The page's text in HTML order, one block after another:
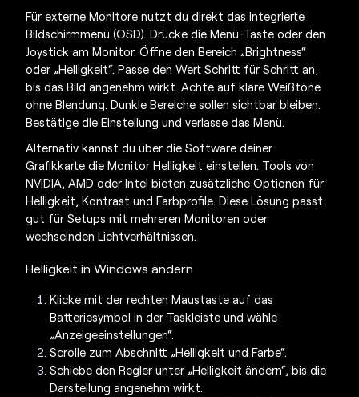
Für externe Monitore nutzt du direkt das integrierte
Bildschirmmenü (OSD). Drücke die Menü-Taste oder den
Joystick am Monitor. Öffne den Bereich „Brightness“
oder „Helligkeit“. Passe den Wert Schritt für Schritt an,
bis das Bild angenehm wirkt. Achte auf klare Weißtöne
ohne Blendung. Dunkle Bereiche sollen sichtbar bleiben.
Bestätige die Einstellung und verlasse das Menü.
Alternativ kannst du über die Software deiner
Grafikkarte dieMonitor Helligkeit einstellen. Tools von
NVIDIA, AMD oder Intel bieten zusätzliche Optionen für
Helligkeit, Kontrast und Farbprofile. Diese Lösung passt
gut für Setups mit mehreren Monitoren oder
wechselnden Lichtverhältnissen.
Helligkeit in Windows ändern
Klicke mit der rechten Maustaste auf das
Batteriesymbol in der Taskleiste und wähle
„Anzeigeeinstellungen“.
Scrolle zum Abschnitt „Helligkeit und Farbe“.
Schiebe den Regler unter „Helligkeit ändern“, bis die
Darstellung angenehm wirkt.